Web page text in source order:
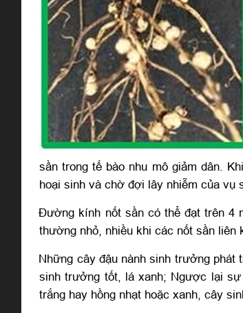
sần trong tế bào nhu mô giảm dân.
hoại sinh và chờ đợi lây nhiễm của vụ
Đường kính nốt sần có thể đạt trên 4
thường nhỏ, nhiều khi các nốt sần liên
Những cây đậu nành sinh trưởng
sinh trưởng tốt, lá xanh; Ngược lại
trắng hay hồng nhạt hoặc xanh, cây